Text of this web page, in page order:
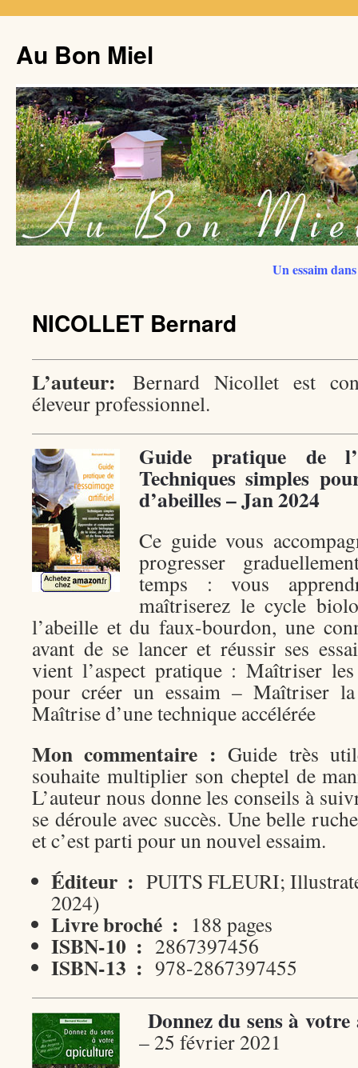
Au Bon Miel
Un essaim
NICOLLET Bernard
L’auteur: Bernard Nicollet est
éleveur professionnel.
Guide pratique de
Techniques simples
d’abeilles – Jan 2024
Ce guide vous
progresser
temps : vous
maîtriserez le cycle
l’abeille et du faux-bourdon, une
avant de se lancer et réussir ses
vient l’aspect pratique : Maîtriser
pour créer un essaim – Maîtriser
Maîtrise d’une technique accélérée
Mon commentaire : Guide très
souhaite multiplier son cheptel de
L’auteur nous donne les conseils à
se déroule avec succès. Une belle
et c’est parti pour un nouvel essaim.
Éditeur ‏ : PUITS FLEURI;
2024)
Livre broché ‏ : 188 pages
ISBN-10 ‏ : 2867397456
ISBN-13 ‏ : 978-2867397455
Donnez du sens à
– 25 février 2021